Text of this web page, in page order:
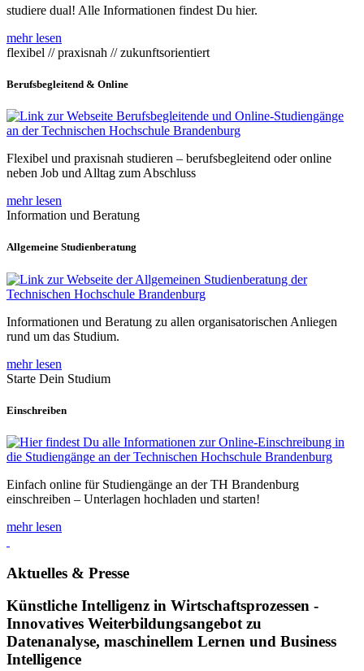
studiere dual! Alle Informationen findest Du hier.
mehr lesen
flexibel // praxisnah // zukunftsorientiert
Berufsbegleitend & Online
Flexibel und praxisnah studieren – berufsbegleitend oder online
neben Job und Alltag zum Abschluss
mehr lesen
Information und Beratung
Allgemeine Studienberatung
Informationen und Beratung zu allen organisatorischen Anliegen
rund um das Studium.
mehr lesen
Starte Dein Studium
Einschreiben
Einfach online für Studiengänge an der TH Brandenburg
einschreiben – Unterlagen hochladen und starten!
mehr lesen
Aktuelles & Presse
Künstliche Intelligenz in Wirtschaftsprozessen -
Innovatives Weiterbildungsangebot zu
Datenanalyse, maschinellem Lernen und Business
Intelligence